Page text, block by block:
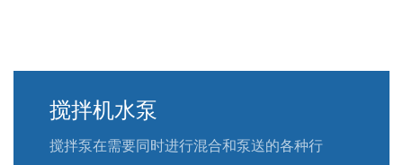
搅拌机水泵
搅拌泵在需要同时进行混合和泵送的各种行